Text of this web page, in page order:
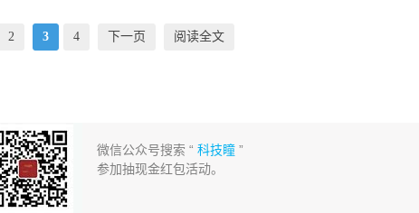
2 3 4 下一页 阅读全文
微信公众号搜索 “科技瞳 ”
参加抽现金红包活动。